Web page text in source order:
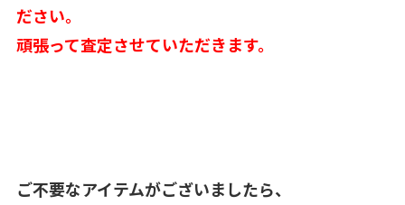
ださい。
頑張って査定させていただきます。
ご不要なアイテムがございましたら、